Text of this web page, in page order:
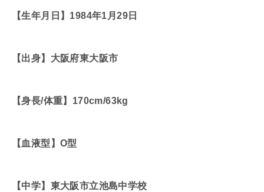
【生年月日】1984年1月29日
【出身】大阪府東大阪市
【身長/体重】170cm/63kg
【血液型】O型
【中学】東大阪市立池島中学校